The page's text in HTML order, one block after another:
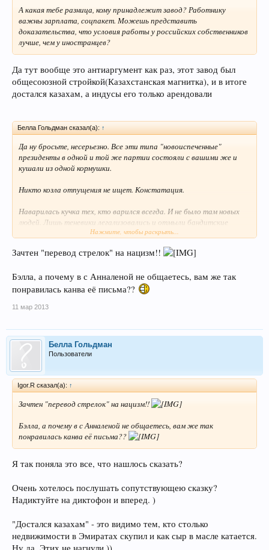
А какая тебе разница, кому принадлежит завод? Работнику
важны зарплата, соцпакет. Можешь представить
доказательства, что условия работы у российских собственников
лучше, чем у иностранцев?
Да тут вообще это антиаргумент как раз, этот завод был
общесоюзной стройкой(Казахстанская магнитка), и в итоге
достался казахам, а индусы его только арендовали
Белла Гольдман сказал(а): ↑
Да ну бросьте, несерьезно. Все эти типа "новоиспеченные"
президенты в одной и той же партии состояли с вашими же и
кушали из одной кормушки.
Никто козла отпущения не ищет. Констатация.
Наварилась кучка тех, кто варился всегда. И не было там новых
людей. Лишь теневики легализовались и отмыли бандитские
Нагнули народ, да. Ни свой, ни чужой, ВЕСЬ.
А сейчас, чтобы отвлечь внимание от классовой ненависти,
культивируется нацизм.
Понятно, что ничем хорошим это не закончится.
Нажмите, чтобы раскрыть...
Зачтен "перевод стрелок" на нацизм!!
Бэлла, а почему в с Анналеной не общаетесь, вам же так
понравилась канва её письма??
11 мар 2013
Белла Гольдман
Пользователи
Igor.R сказал(а): ↑
Зачтен "перевод стрелок" на нацизм!!
Бэлла, а почему в с Анналеной не общаетесь, вам же так
понравилась канва её письма??
Я так поняла это все, что нашлось сказать?
Очень хотелось послушать сопутствующею сказку?
Надиктуйте на диктофон и вперед. )
"Достался казахам" - это видимо тем, кто столько
недвижимости в Эмиратах скупил и как сыр в масле катается.